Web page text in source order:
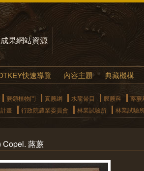
成果網站資源
快速導覽 內容主題 典藏機構
蕨類植物門 真蕨綱 水龍骨目 膜蕨科
蕗蕨
畫 行政院農業委員會 林業試驗所 林業試驗
Copel. 蕗蕨